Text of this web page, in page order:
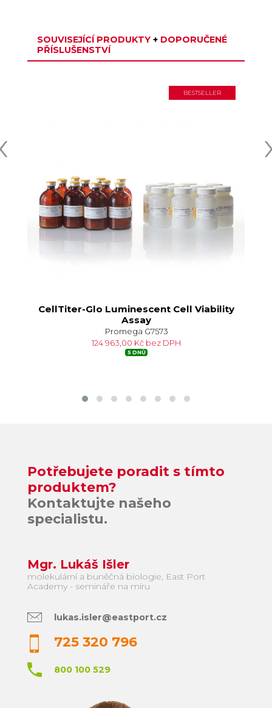
SOUVISEJÍCÍ PRODUKTY +DOPORUČENÉ
PŘÍSLUŠENSTVÍ
CellTiter-Glo Luminescent Cell Viability
Assay
Promega G7573
124 963,00 Kč bez DPH
5 DNŮ
BESTSELLER
Potřebujete poradit s tímto
produktem?
Kontaktujte našeho
specialistu.
Mgr. Lukáš Išler
molekulární a buněčná biologie, East Port
Academy - semináře na míru
lukas.isler@eastport.cz
725 320 796
800 100 529